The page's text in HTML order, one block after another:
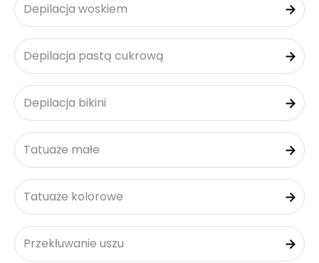
Depilacja woskiem
Depilacja pastą cukrową
Depilacja bikini
Tatuaże małe
Tatuaże kolorowe
Przekłuwanie uszu